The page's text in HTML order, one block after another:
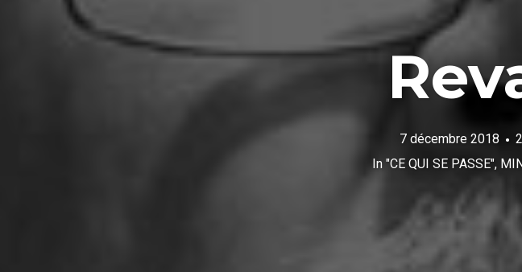
7 décembre 2018
In "CE QUI SE PASSE",